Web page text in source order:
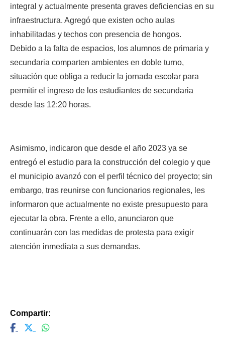
integral y actualmente presenta graves deficiencias en su
infraestructura. Agregó que existen ocho aulas
inhabilitadas y techos con presencia de hongos.
Debido a la falta de espacios, los alumnos de primaria y
secundaria comparten ambientes en doble turno,
situación que obliga a reducir la jornada escolar para
permitir el ingreso de los estudiantes de secundaria
desde las 12:20 horas.
Asimismo, indicaron que desde el año 2023 ya se
entregó el estudio para la construcción del colegio y que
el municipio avanzó con el perfil técnico del proyecto; sin
embargo, tras reunirse con funcionarios regionales, les
informaron que actualmente no existe presupuesto para
ejecutar la obra. Frente a ello, anunciaron que
continuarán con las medidas de protesta para exigir
atención inmediata a sus demandas.
Compartir: